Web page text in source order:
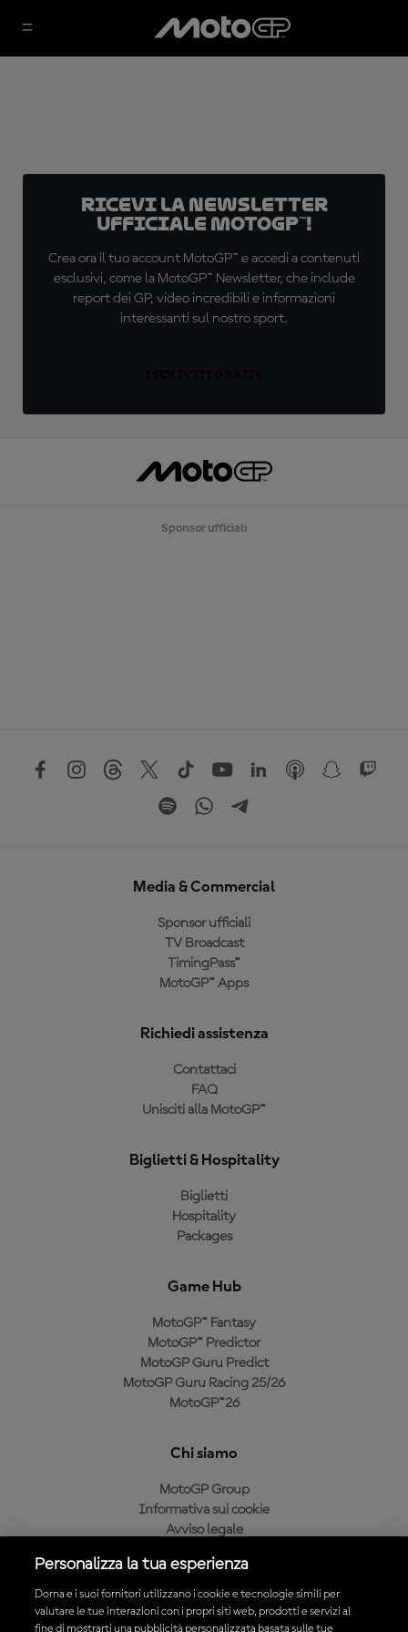
Ricevi la newsletter
ufficiale MotoGP™!
Crea ora il tuo account MotoGP™ e accedi a contenuti
esclusivi, come la MotoGP™ Newsletter, che include
report dei GP, video incredibili e informazioni
interessanti sul nostro sport.
Sponsor ufficiali
Media & Commercial
Sponsor ufficiali
TV Broadcast
TimingPass™
MotoGP™ Apps
Richiedi assistenza
Contattaci
FAQ
Unisciti alla MotoGP™
Biglietti & Hospitality
Biglietti
Hospitality
Packages
Game Hub
MotoGP™ Fantasy
MotoGP™ Predictor
MotoGP Guru Predict
MotoGP Guru Racing 25/26
MotoGP™26
Chi siamo
MotoGP Group
Informativa sui cookie
Avviso legale
Condizioni di acquisto
Personalizza la tua esperienza
Dorna e i suoi fornitori utilizzano i cookie e tecnologie simili per
valutare le tue interazioni con i propri siti web, prodotti e servizi al
fine di mostrarti una pubblicità personalizzata basata sulle tue